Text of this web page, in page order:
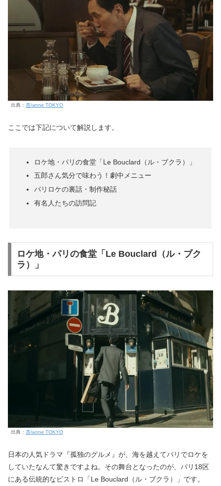
出典： 杏/anne TOKYO
ここでは下記について解説します。
ロケ地・パリの食堂「Le Bouclard（ル・ブクラ）」
五郎さん気分で味わう！劇中メニュー
パリロケの裏話・制作秘話
有名人たちの訪問記
ロケ地・パリの食堂「Le Bouclard（ル・ブク
ラ）」
出典： 杏/anne TOKYO
日本の人気ドラマ『孤独のグルメ』が、海を越えてパリでロケを
していたなんて驚きですよね。その舞台となったのが、パリ18区
にある伝統的なビストロ「Le Bouclard（ル・ブクラ）」です。